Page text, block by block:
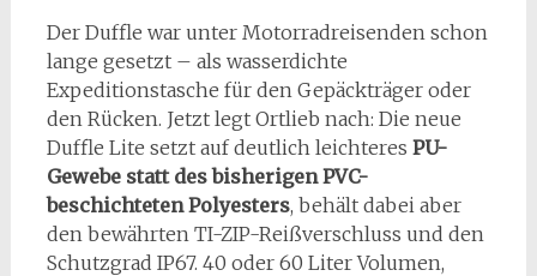
Der Duffle war unter Motorradreisenden schon
lange gesetzt – als wasserdichte
Expeditionstasche für den Gepäckträger oder
den Rücken. Jetzt legt Ortlieb nach: Die neue
Duffle Lite setzt auf deutlich leichteres PU-
Gewebe statt des bisherigen PVC-
beschichteten Polyesters, behält dabei aber
den bewährten TI-ZIP-Reißverschluss und den
Schutzgrad IP67. 40 oder 60 Liter Volumen,